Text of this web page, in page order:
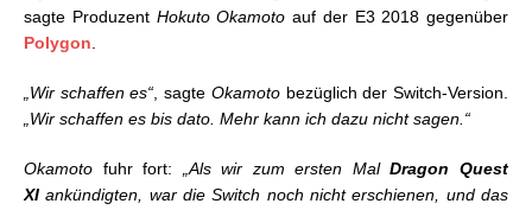
sagte Produzent Hokuto Okamoto auf der E3 2018 gegenüber
Polygon.
„Wir schaffen es“, sagte Okamotobezüglich der Switch-Version.
„Wir schaffen es bis dato. Mehr kann ich dazu nicht sagen.“
Okamoto fuhr fort: „Als wir zum ersten MalDragon Quest
XIankündigten, war die Switch noch nicht erschienen, und das